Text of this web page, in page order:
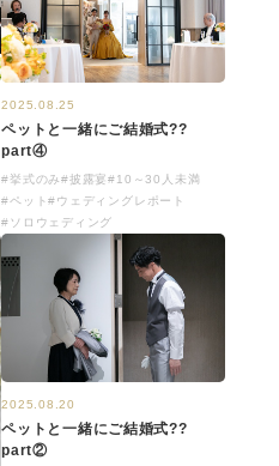
2025.08.25
ペットと一緒にご結婚式??
part④
#挙式のみ#披露宴#10～30人未満
#ペット#ウェディングレポート
#ソロウェディング
2025.08.20
ペットと一緒にご結婚式??
part②